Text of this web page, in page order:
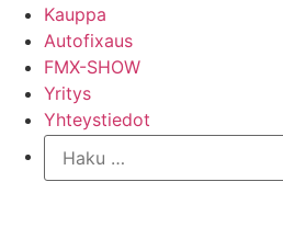
Kauppa
Autofixaus
FMX-SHOW
Yritys
Yhteystiedot